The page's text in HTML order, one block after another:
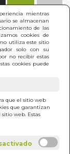
mientras
se almacenan
de las
cookies de
utiliza este sitio
solo con su
no recibir estas
cookies puede
que el sitio web
que garantizan
web. Estas